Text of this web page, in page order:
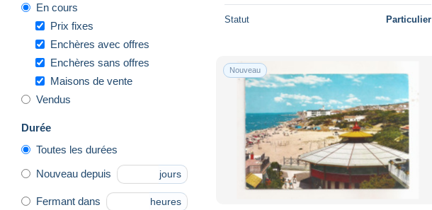
En cours
Prix fixes
Enchères avec offres
Enchères sans offres
Maisons de vente
Vendus
Durée
Toutes les durées
Nouveau depuis jours
Fermant dans heures
Statut Particulier
Nouveau